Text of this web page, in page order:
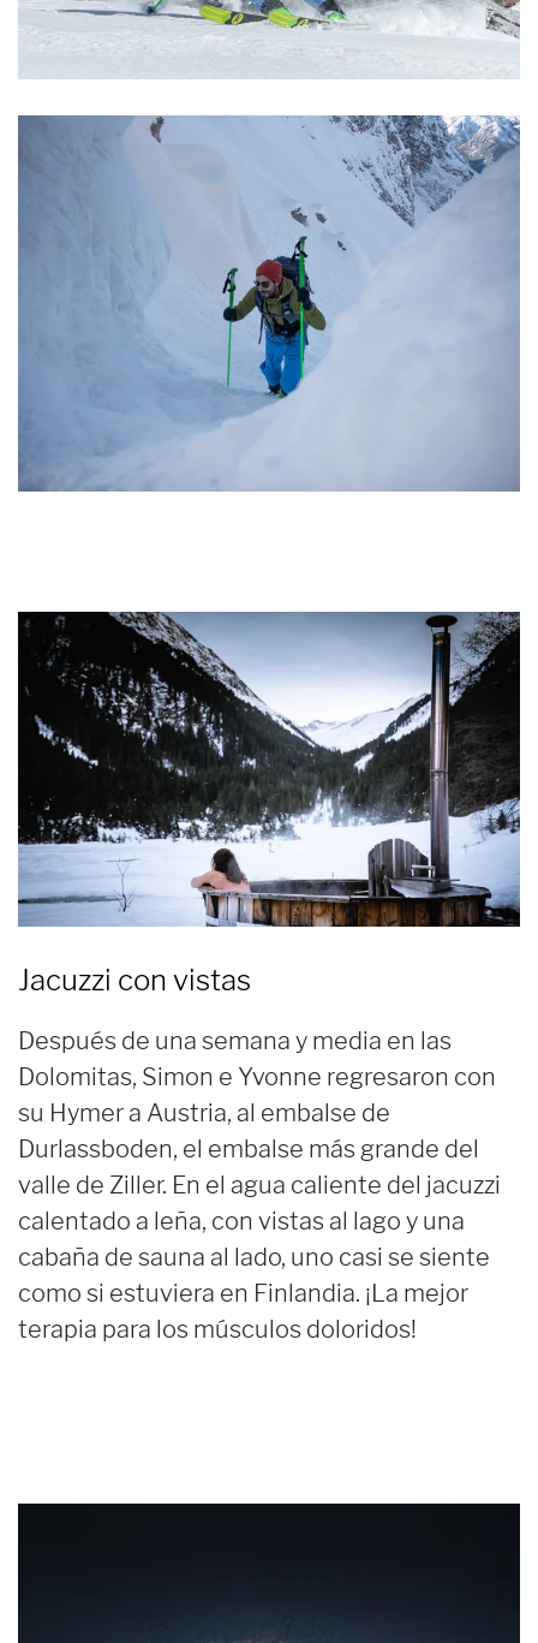
Jacuzzi con vistas
Después de una semana y media en las
Dolomitas, Simon e Yvonne regresaron con
su Hymer a Austria, al embalse de
Durlassboden, el embalse más grande del
valle de Ziller. En el agua caliente del jacuzzi
calentado a leña, con vistas al lago y una
cabaña de sauna al lado, uno casi se siente
como si estuviera en Finlandia. ¡La mejor
terapia para los músculos doloridos!